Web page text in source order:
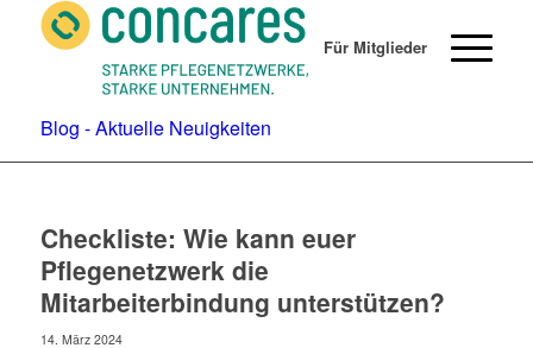
Für Mitglieder
Blog - Aktuelle Neuigkeiten
Checkliste: Wie kann euer
Pflegenetzwerk die
Mitarbeiterbindung unterstützen?
14. März 2024